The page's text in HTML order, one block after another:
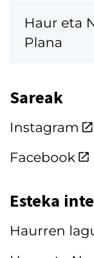
Haur eta
Plana
Sareak
Instagram
Facebook
Esteka
Haurren